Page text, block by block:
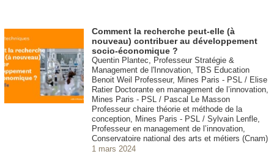
Comment la recherche peut-elle (à
nouveau) contribuer au développement
socio-économique ?
Quentin Plantec, Professeur Stratégie &
Management de l'Innovation, TBS Education
Benoit Weil Professeur, Mines Paris - PSL / Elise
Ratier Doctorante en management de l’innovation,
Mines Paris - PSL / Pascal Le Masson
Professeur chaire théorie et méthode de la
conception, Mines Paris - PSL / Sylvain Lenfle,
Professeur en management de l’innovation,
Conservatoire national des arts et métiers (Cnam)
1 mars 2024